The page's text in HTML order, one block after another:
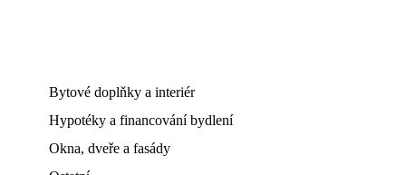
Bytové doplňky a interiér
Hypotéky a financování bydlení
Okna, dveře a fasády